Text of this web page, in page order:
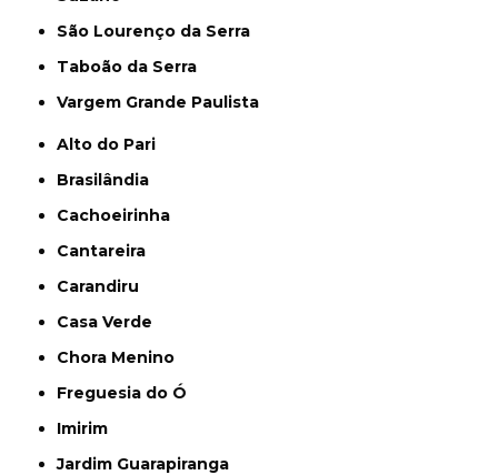
São Lourenço da Serra
Taboão da Serra
Vargem Grande Paulista
Alto do Pari
Brasilândia
Cachoeirinha
Cantareira
Carandiru
Casa Verde
Chora Menino
Freguesia do Ó
Imirim
Jardim Guarapiranga